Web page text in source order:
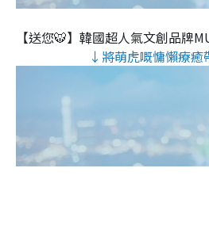
【送您🐯】韓國超人氣文創品牌
↓將萌虎嘅慵懶療癒